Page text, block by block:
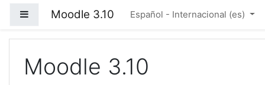
Panel lateral
Moodle 3.10 Español - Internacional ‎(es)‎
Moodle 3.10